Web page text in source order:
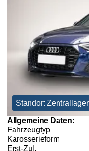
Standort Zentrallager
Allgemeine Daten:
Fahrzeugtyp
Karosserieform
Erst-Zul.